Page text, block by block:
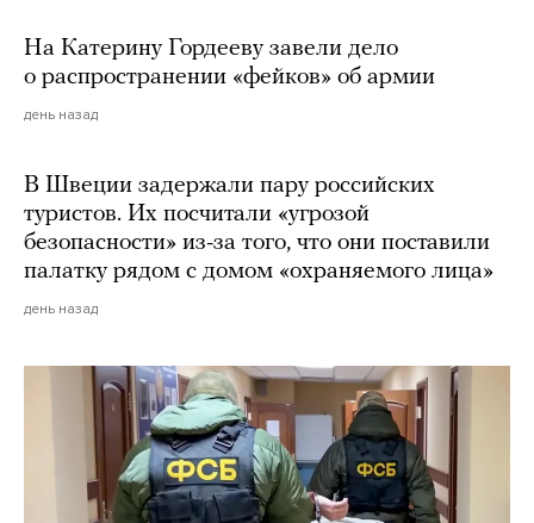
На Катерину Гордееву завели дело
о распространении «фейков» об армии
день назад
В Швеции задержали пару российских
туристов. Их посчитали «угрозой
безопасности» из-за того, что они поставили
палатку рядом с домом «охраняемого лица»
день назад